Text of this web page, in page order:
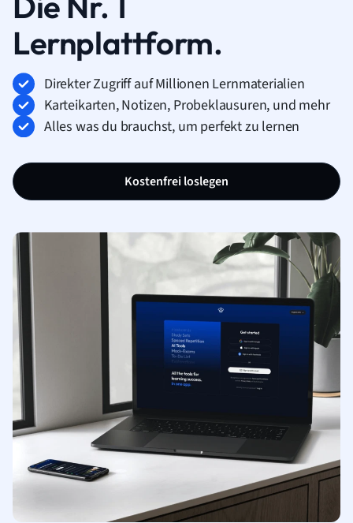
Lernplattform.
Direkter Zugriff auf Millionen Lernmaterialien
Karteikarten, Notizen, Probeklausuren, und mehr
Alles was du brauchst, um perfekt zu lernen
Kostenfrei loslegen